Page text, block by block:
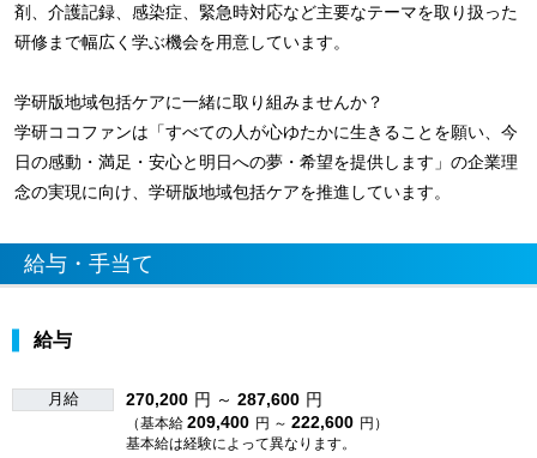
剤、介護記録、感染症、緊急時対応など主要なテーマを取り扱った
研修まで幅広く学ぶ機会を用意しています。
学研版地域包括ケアに一緒に取り組みませんか？
学研ココファンは「すべての人が心ゆたかに生きることを願い、今
日の感動・満足・安心と明日への夢・希望を提供します」の企業理
念の実現に向け、学研版地域包括ケアを推進しています。
給与・手当て
給与
月給 270,200 円 ～ 287,600 円
（基本給 209,400 円 ～ 222,600 円）
基本給は経験によって異なります。